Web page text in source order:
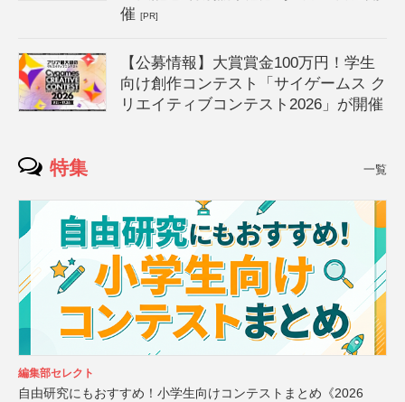
催[PR]
【公募情報】大賞賞金100万円！学生
向け創作コンテスト「サイゲームス ク
リエイティブコンテスト2026」が開催
特集 一覧
編集部セレクト
自由研究にもおすすめ！小学生向けコンテストまとめ《2026